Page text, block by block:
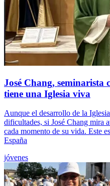
José Chang,
tiene una Iglesia viva
Aunque el desarrollo de la
dificultades, si José Chang mira
cada momento de su vida. Este
España
jóvenes